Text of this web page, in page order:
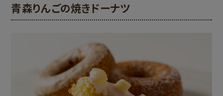
青森りんごの焼きドーナツ